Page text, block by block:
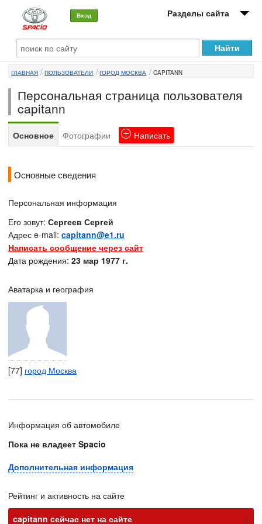
Вход Разделы сайта
О машине
Автоклуб
Форумы
Сервисы и услуги
ГЛАВНАЯ ПОЛЬЗОВАТЕЛИ ГОРОД МОСКВА CAPITANN
Персональная страница пользователя
capitann
Основное Фотографии Написать
Основные сведения
Персональная информация
Его зовут: Сергеев Сергей
Адрес e-mail: capitann@e1.ru
Написать сообщение через сайт
Дата рождения: 23 мар 1977 г.
Аватарка и география
[77] город Москва
Информация об автомобиле
Пока не владеет Spacio
Дополнительная информация
Рейтинг и активность на сайте
capitann cейчас нет на сайте
х